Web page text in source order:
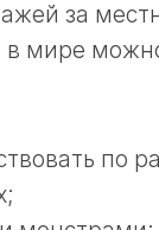
за
мире
по